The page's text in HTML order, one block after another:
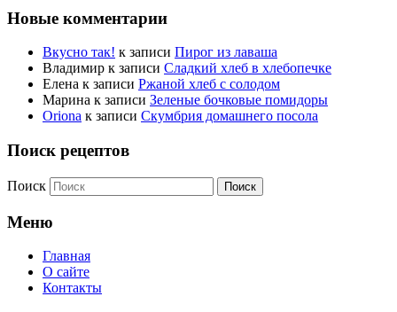
Новые комментарии
Вкусно так! к записи Пирог из лаваша
Владимир к записи Сладкий хлеб в хлебопечке
Елена к записи Ржаной хлеб с солодом
Марина к записи Зеленые бочковые помидоры
Oriona к записи Скумбрия домашнего посола
Поиск рецептов
Поиск
Меню
Главная
О сайте
Контакты